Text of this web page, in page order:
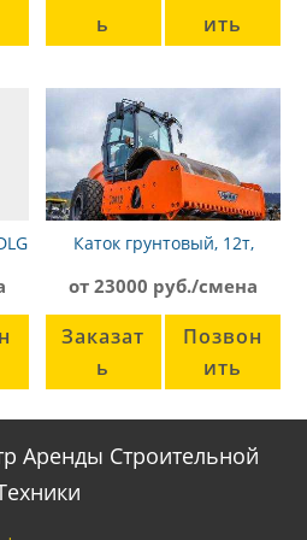
ь
ить
Каток грунтовый, 12т,
от 23000 руб./смена
Заказат
ь
Позвон
ить
Аренды Строительной